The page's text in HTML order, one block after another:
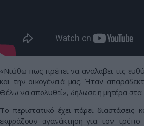
«Νιώθω πως πρέπει να αναλάβει τις
και την οικογένειά μας. Ήταν
Θέλω να απολυθεί», δήλωσε η μητέρα στα
Το περιστατικό έχει πάρει
εκφράζουν αγανάκτηση για τον τρόπο